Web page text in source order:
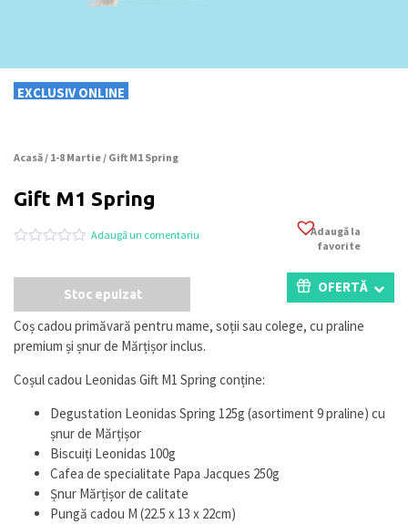
EXCLUSIV ONLINE
Acasă/ 1-8 Martie/ Gift M1 Spring
Gift M1 Spring
0
5
pe
baza
a
de
Adaugă un comentariu
Adaugă la
favorite
Stoc epuizat OFERTĂ
Coș cadou primăvară pentru mame, soții sau colege, cu praline
premium și șnur de Mărțișor inclus.
Coșul cadou Leonidas Gift M1 Spring conține:
Degustation Leonidas Spring 125g (asortiment 9 praline) cu
șnur de Mărțișor
Biscuiți Leonidas 100g
Cafea de specialitate Papa Jacques 250g
Șnur Mărțișor de calitate
Pungă cadou M (22.5 x 13 x 22cm)